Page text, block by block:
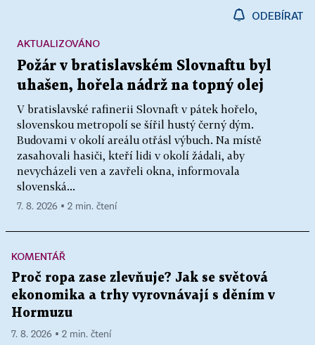
ODEBÍRAT
Požár v bratislavském Slovnaftu byl
uhašen, hořela nádrž na topný olej
V bratislavské rafinerii Slovnaft v pátek hořelo,
slovenskou metropolí se šířil hustý černý dým.
Budovami v okolí areálu otřásl výbuch. Na místě
zasahovali hasiči, kteří lidi v okolí žádali, aby
nevycházeli ven a zavřeli okna, informovala
slovenská...
AKTUALIZOVÁNO
7. 8. 2026 ▪ 2 min. čtení
KOMENTÁŘ
Proč ropa zase zlevňuje? Jak se světová
ekonomika a trhy vyrovnávají s děním v
Hormuzu
7. 8. 2026 ▪ 2 min. čtení